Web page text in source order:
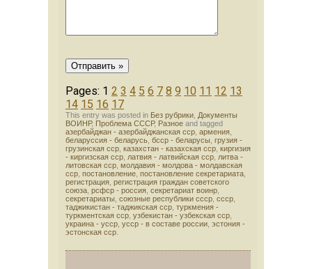
Pages: 1 2 3 4 5 6 7 8 9 10 11 12 13
14 15 16 17
This entry was posted in Без рубрики Документы
ВОИНР, Проблема СССР, Разное and tagged
азербайджан - азербайджанская сср армения
беларуссия - беларусь бсср - беларусы грузия -
грузинская сср казахстан - казахская сср киргизия
- киргизская сср латвия - латвийская сср литва -
литовская сср молдавия - молдова - молдавская
сср постановление постановление секретариата
регистрация регистрация граждан советского
союза рсфср - россия секретариат воинр
секретариаты союзные республики ссср ссср
таджикистан - таджикская сср туркмения -
туркментская сср узбекистан - узбекская сср
украина - усср усср - в составе россии эстония -
эстонская сср